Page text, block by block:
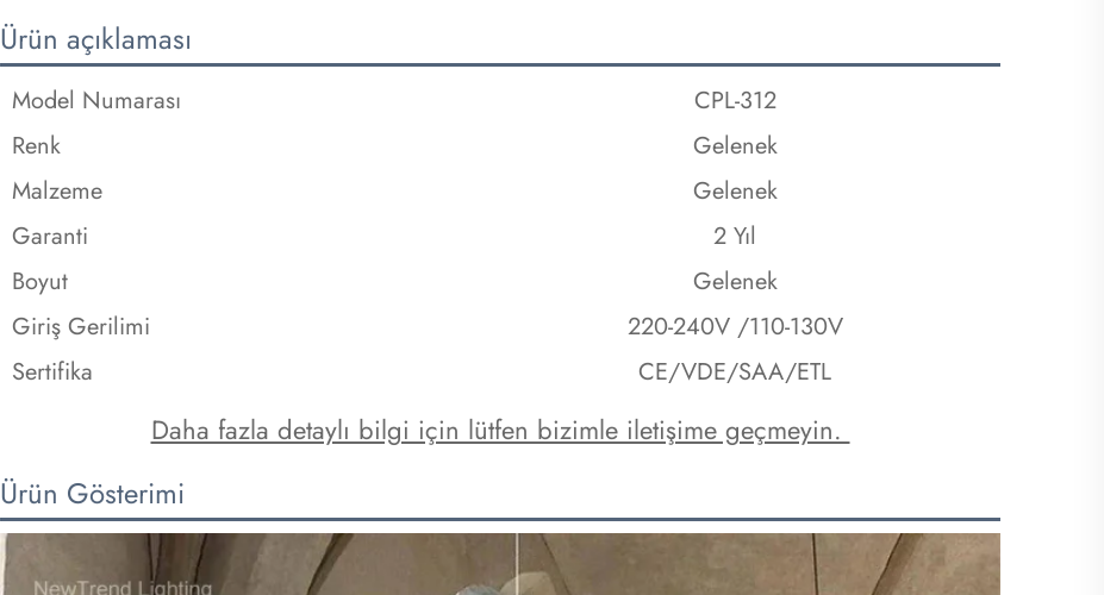
Ürün açıklaması
Model Numarası
CPL-312
Renk
Gelenek
Malzeme
Gelenek
Garanti
2 Yıl
Boyut
Gelenek
Giriş Gerilimi
220-240V /110-130V
Sertifika
CE/VDE/SAA/ETL
Daha fazla detaylı bilgi için lütfen bizimle iletişime geçmeyin.
Ürün Gösterimi